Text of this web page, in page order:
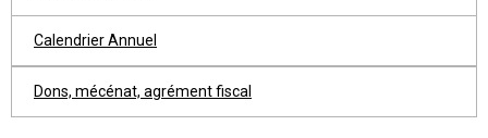
Calendrier Annuel
Dons, mécénat, agrément fiscal